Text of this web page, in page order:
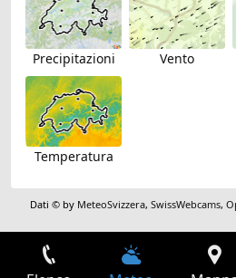
Precipitazioni Vento
Temperatura
Dati © by MeteoSvizzera,SwissWebcams,